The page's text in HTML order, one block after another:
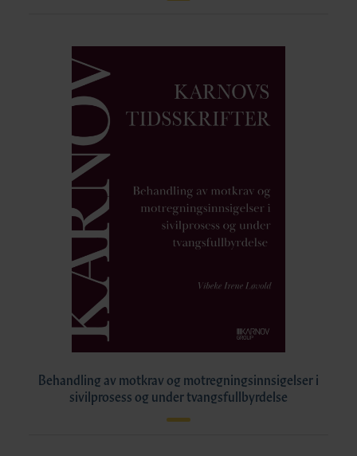
Behandling av motkrav og motregningsinnsigelser i
sivilprosess og under tvangsfullbyrdelse